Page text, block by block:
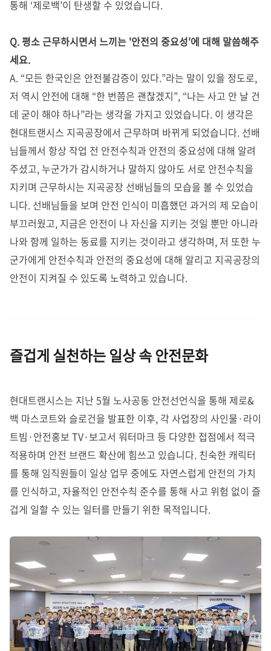
통해 ‘제로백’이 탄생할 수 있었습니다.
Q. 평소 근무하시면서 느끼는 '안전의 중요성'에 대해 말씀해주
세요.
A. “모든 한국인은 안전불감증이 있다.”라는 말이 있을 정도로,
저 역시 안전에 대해 “한 번쯤은 괜찮겠지”, “나는 사고 안 날 건
데 굳이 해야 하나”라는 생각을 가지고 있었습니다. 이 생각은
현대트랜시스 지곡공장에서 근무하며 바뀌게 되었습니다. 선배
님들께서 항상 작업 전 안전수칙과 안전의 중요성에 대해 알려
주셨고, 누군가가 감시하거나 말하지 않아도 서로 안전수칙을
지키며 근무하시는 지곡공장 선배님들의 모습을 볼 수 있었습
니다. 선배님들을 보며 안전 인식이 미흡했던 과거의 제 모습이
부끄러웠고, 지금은 안전이 나 자신을 지키는 것일 뿐만 아니라
나와 함께 일하는 동료를 지키는 것이라고 생각하며, 저 또한 누
군가에게 안전수칙과 안전의 중요성에 대해 알리고 지곡공장의
안전이 지켜질 수 있도록 노력하고 있습니다.
즐겁게 실천하는 일상 속 안전문화
현대트랜시스는 지난 5월 노사공동 안전선언식을 통해 제로&
백 마스코트와 슬로건을 발표한 이후, 각 사업장의 사인물·라이
트빔·안전홍보 TV·보고서 워터마크 등 다양한 접점에서 적극
적용하며 안전 브랜드 확산에 힘쓰고 있습니다. 친숙한 캐릭터
를 통해 임직원들이 일상 업무 중에도 자연스럽게 안전의 가치
를 인식하고, 자율적인 안전수칙 준수를 통해 사고 위험 없이 즐
겁게 일할 수 있는 일터를 만들기 위한 목적입니다.